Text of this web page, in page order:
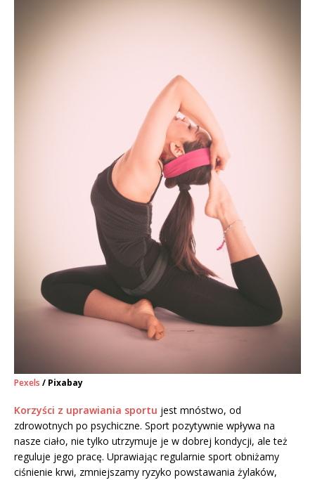
Pexels / Pixabay
Korzyści z uprawiania sportu jest mnóstwo, od
zdrowotnych po psychiczne. Sport pozytywnie wpływa na
nasze ciało, nie tylko utrzymuje je w dobrej kondycji, ale też
reguluje jego pracę. Uprawiając regularnie sport obniżamy
ciśnienie krwi, zmniejszamy ryzyko powstawania żylaków,